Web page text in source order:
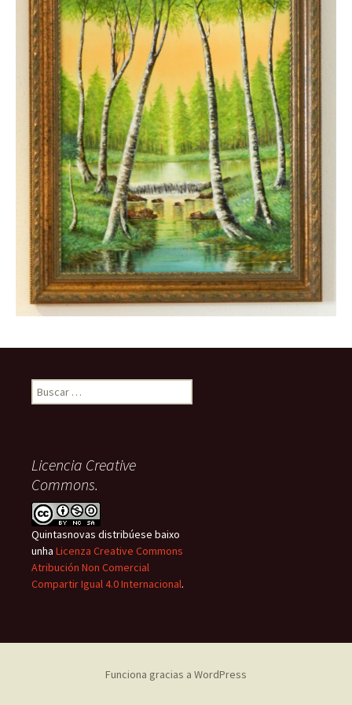
Buscar:
Licencia Creative
Commons.
Quintasnovas distribúese baixo
unha Licenza Creative Commons
Atribución Non Comercial
Compartir Igual 4.0 Internacional.
Funciona gracias a WordPress